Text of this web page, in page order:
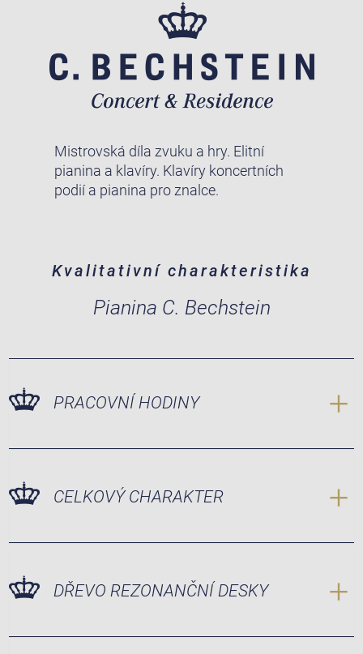
Mistrovská díla zvuku a hry. Elitní
pianina a klavíry. Klavíry koncertních
podií a pianina pro znalce.
Kvalitativní charakteristika
Pianina C. Bechstein
PRACOVNÍ HODINY
CELKOVÝ CHARAKTER
DŘEVO REZONANČNÍ DESKY